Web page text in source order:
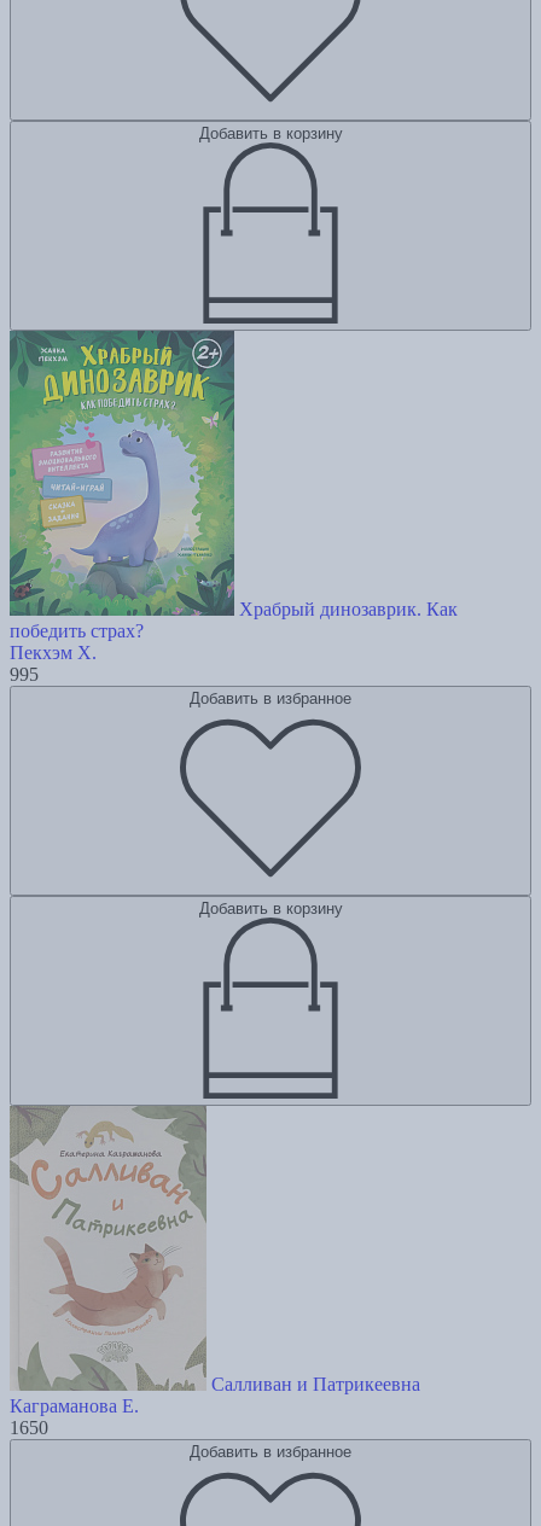
Добавить в корзину
Храбрый динозаврик. Как
победить страх?
Пекхэм Х.
995
Добавить в избранное
Добавить в корзину
Салливан и Патрикеевна
Каграманова Е.
1650
Добавить в избранное